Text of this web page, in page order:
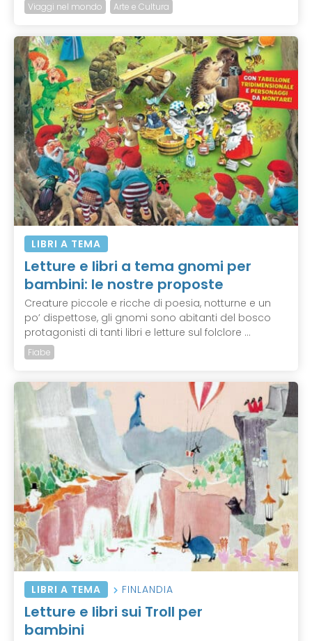
Viaggi nel mondo Arte e Cultura
LIBRI A TEMA
Letture e libri a tema gnomi per
bambini: le nostre proposte
Creature piccole e ricche di poesia, notturne e un
po’ dispettose, gli gnomi sono abitanti del bosco
protagonisti di tanti libri e letture sul folclore ...
Fiabe
LIBRI A TEMA FINLANDIA
Letture e libri sui Troll per
bambini